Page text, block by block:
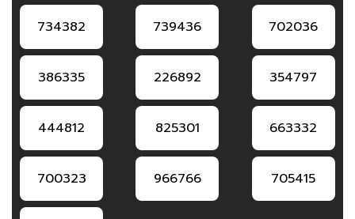
734382 739436 702036
386335 226892 354797
444812 825301 663332
700323 966766 705415